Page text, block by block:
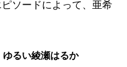
ソードによって、亜希
るい綾瀬はるか